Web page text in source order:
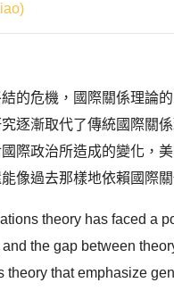
的危機，國際關係理論
逐漸取代了傳統國際關
際政治所造成的變化，
像過去那樣地依賴國際
theory has faced
the gap between
that emphasize